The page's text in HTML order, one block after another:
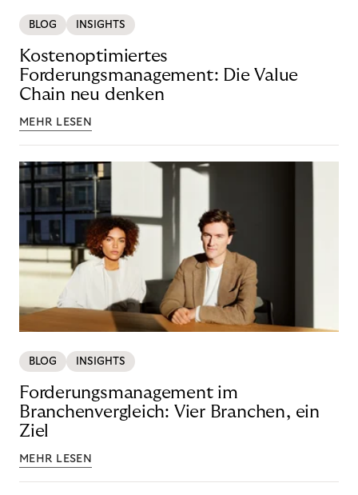
BLOG INSIGHTS
Kostenoptimiertes
Forderungsmanagement: Die Value
Chain neu denken
MEHR LESEN
BLOG INSIGHTS
Forderungsmanagement im
Branchenvergleich: Vier Branchen, ein
Ziel
MEHR LESEN